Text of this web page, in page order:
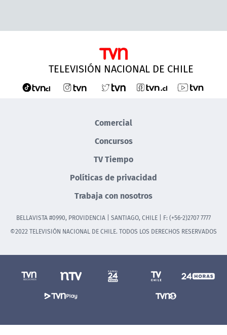
TELEVISIÓN NACIONAL DE CHILE
Comercial
Concursos
TV Tiempo
Políticas de privacidad
Trabaja con nosotros
BELLAVISTA #0990, PROVIDENCIA | SANTIAGO, CHILE | F: (+56-2)2707 7777
©2022 TELEVISIÓN NACIONAL DE CHILE. TODOS LOS DERECHOS RESERVADOS